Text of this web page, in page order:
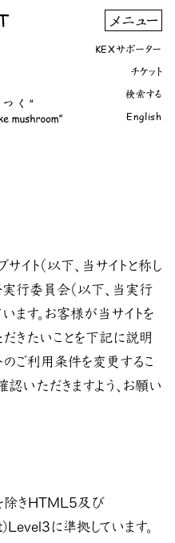
KEXサポーター
チケット
検索する
English
ト（以下、当サイトと称し
行委員会（以下、当実行
ます。お客様が当サイトを
きたいことを下記に説明
のご利用条件を変更するこ
認いただきますよう、お願い
除きHTML5及び
に準拠しています。